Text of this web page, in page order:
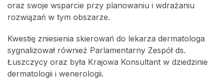
oraz swoje wsparcie przy planowaniu i wdrażaniu
rozwiązań w tym obszarze.
Kwestię zniesienia skierowań do lekarza dermatologa
sygnalizował również Parlamentarny Zespół ds.
Łuszczycy oraz była Krajowa Konsultant w dziedzinie
dermatologii i wenerologii.